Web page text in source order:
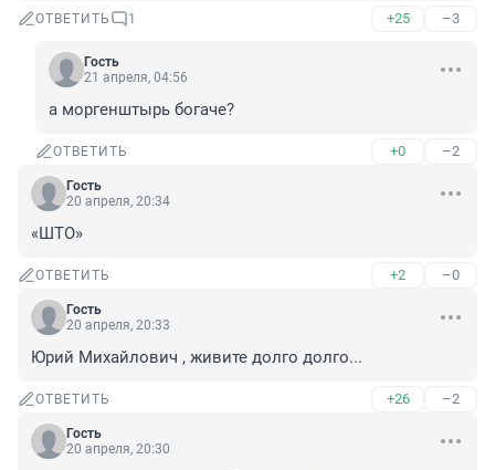
ОТВЕТИТЬ 1 +25 –3
Гость
21 апреля, 04:56
а моргенштырь богаче?
ОТВЕТИТЬ +0 –2
Гость
20 апреля, 20:34
«ШТО»
ОТВЕТИТЬ +2 –0
Гость
20 апреля, 20:33
Юрий Михайлович , живите долго долго...
ОТВЕТИТЬ +26 –2
Гость
20 апреля, 20:30